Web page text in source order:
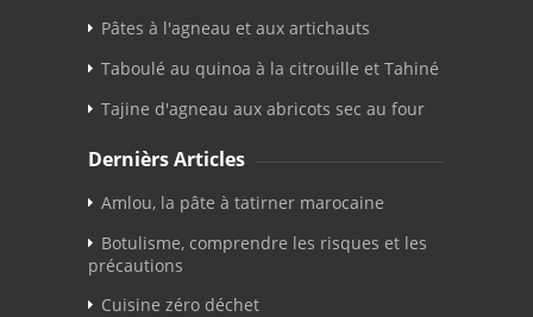
Pâtes à l'agneau et aux artichauts
Taboulé au quinoa à la citrouille et Tahiné
Tajine d'agneau aux abricots sec au four
Dernièrs Articles
Amlou, la pâte à tatirner marocaine
Botulisme, comprendre les risques et les
précautions
Cuisine zéro déchet